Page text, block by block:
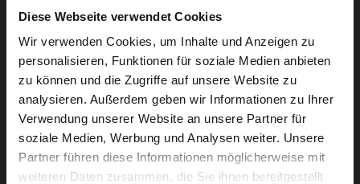
Diese Webseite verwendet Cookies
Wir verwenden Cookies, um Inhalte und Anzeigen zu
personalisieren, Funktionen für soziale Medien anbieten
zu können und die Zugriffe auf unsere Website zu
analysieren. Außerdem geben wir Informationen zu Ihrer
Verwendung unserer Website an unsere Partner für
soziale Medien, Werbung und Analysen weiter. Unsere
Partner führen diese Informationen möglicherweise mit
weiteren Daten zusammen, die Sie ihnen bereitgestellt
zwei Alben bei ECM Records (Edition of Contemporary
Music) veröffentlichte. Dort erschien 2019 auch das
dritte Album ‚Joys and Solitudes‘ seines Trios Modern
Times, das in Deutschland gute Kritiken erhielt. Es
setze „auf poetische Qualitäten mit eindringlichen
Überraschungsmomenten.“ Eigentlich spiele das Trio
„keinen Jazz, sondern Kammermusik auf höchstem
Niveau.“ Ebenfalls 2019 erschien in Zusammenarbeit